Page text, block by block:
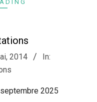
2014
In:
septembre 2025